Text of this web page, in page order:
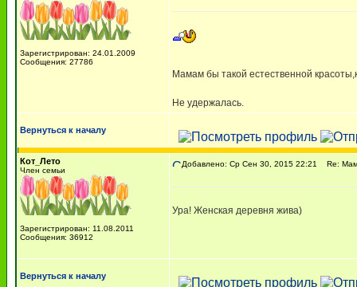
Зарегистрирован: 24.01.2009
Сообщения: 27786
Мамам бы такой естественной
Не удержалась.
Вернуться к началу
Кот_Лето
Член семьи
Зарегистрирован: 11.08.2011
Сообщения: 36912
Добавлено: Ср Сен 30, 2015 22:21 Re:
Ура! Женская деревня жива)
Вернуться к началу